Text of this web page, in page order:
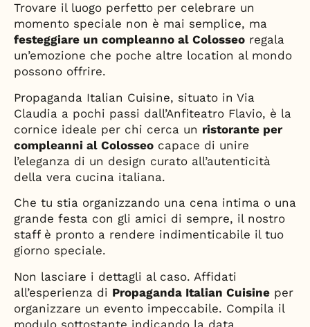
Trovare il luogo perfetto per celebrare un
momento speciale non è mai semplice, ma
festeggiare un compleanno al Colosseo regala
un’emozione che poche altre location al mondo
possono offrire.
Propaganda Italian Cuisine, situato in Via
Claudia a pochi passi dall’Anfiteatro Flavio, è la
cornice ideale per chi cerca un ristorante per
compleanni al Colosseo capace di unire
l’eleganza di un design curato all’autenticità
della vera cucina italiana.
Che tu stia organizzando una cena intima o una
grande festa con gli amici di sempre, il nostro
staff è pronto a rendere indimenticabile il tuo
giorno speciale.
Non lasciare i dettagli al caso. Affidati
all’esperienza di Propaganda Italian Cuisine per
organizzare un evento impeccabile. Compila il
modulo sottostante indicando la data